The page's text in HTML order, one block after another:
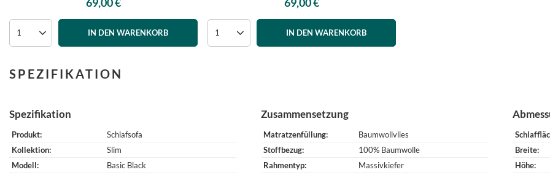
IN DEN WARENKORB IN DEN WARENKORB
SPEZIFIKATION
Spezifikation
Produkt
Schlafsofa
Kollektion
Slim
Modell
Basic Black
Zusammensetzung
Matratzenfüllung
Baumwollvlies
Stoffbezug
100% Baumwolle
Rahmentyp
Massivkiefer
Breite
Höhe